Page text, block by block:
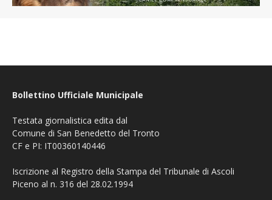
Bollettino Ufficiale Municipale
Testata giornalistica edita dal
Comune di San Benedetto del Tronto
CF e PI: IT00360140446
Iscrizione al Registro della Stampa del Tribunale di Ascoli
Piceno al n. 316 del 28.02.1994